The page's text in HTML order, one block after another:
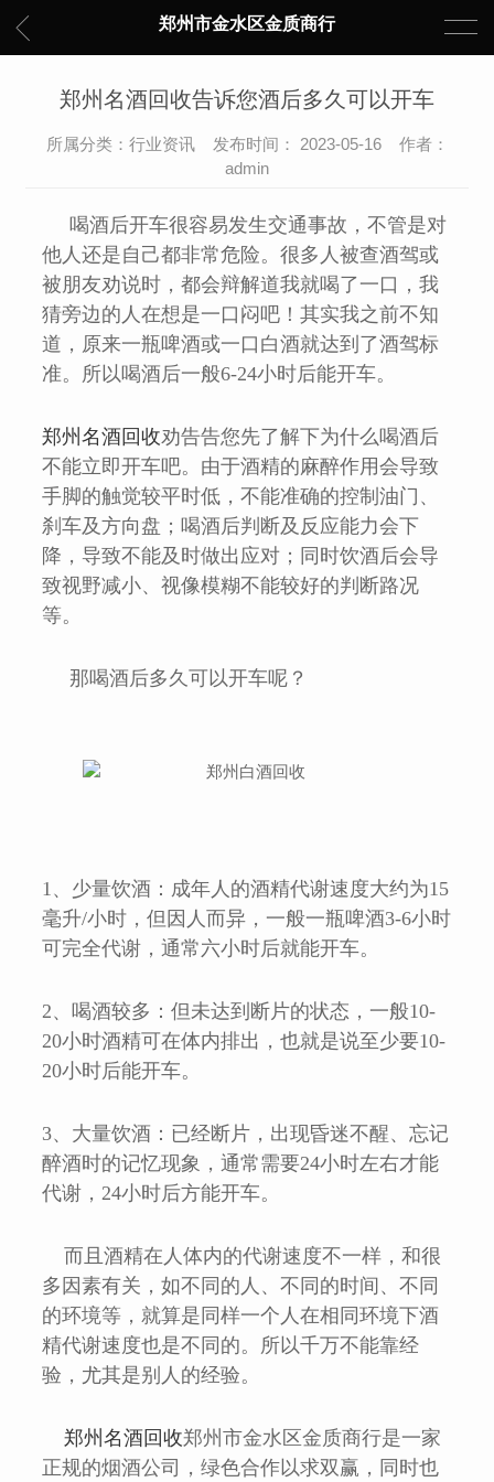
郑州市金水区金质商行
郑州名酒回收告诉您酒后多久可以开车
所属分类：行业资讯 发布时间： 2023-05-16 作者：
admin
喝酒后开车很容易发生交通事故，不管是对
他人还是自己都非常危险。很多人被查酒驾或
被朋友劝说时，都会辩解道我就喝了一口，我
猜旁边的人在想是一口闷吧！其实我之前不知
道，原来一瓶啤酒或一口白酒就达到了酒驾标
准。所以喝酒后一般6-24小时后能开车。
郑州名酒回收劝告告您先了解下为什么喝酒后
不能立即开车吧。由于酒精的麻醉作用会导致
手脚的触觉较平时低，不能准确的控制油门、
刹车及方向盘；喝酒后判断及反应能力会下
降，导致不能及时做出应对；同时饮酒后会导
致视野减小、视像模糊不能较好的判断路况
等。
那喝酒后多久可以开车呢？
1、少量饮酒：成年人的酒精代谢速度大约为15
毫升/小时，但因人而异，一般一瓶啤酒3-6小时
可完全代谢，通常六小时后就能开车。
2、喝酒较多：但未达到断片的状态，一般10-
20小时酒精可在体内排出，也就是说至少要10-
20小时后能开车。
3、大量饮酒：已经断片，出现昏迷不醒、忘记
醉酒时的记忆现象，通常需要24小时左右才能
代谢，24小时后方能开车。
而且酒精在人体内的代谢速度不一样，和很
多因素有关，如不同的人、不同的时间、不同
的环境等，就算是同样一个人在相同环境下酒
精代谢速度也是不同的。所以千万不能靠经
验，尤其是别人的经验。
郑州名酒回收郑州市金水区金质商行是一家
正规的烟酒公司，绿色合作以求双赢，同时也